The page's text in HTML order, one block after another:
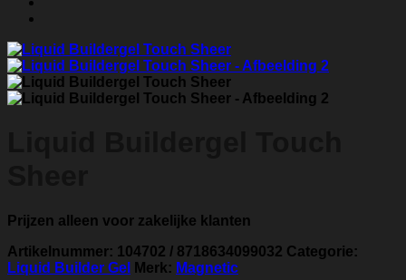
Prijzen alleen voor zakelijke klanten
Artikelnummer: 104702 / 8718634099032 Categorie:
Liquid Builder Gel
Merk: Magnetic